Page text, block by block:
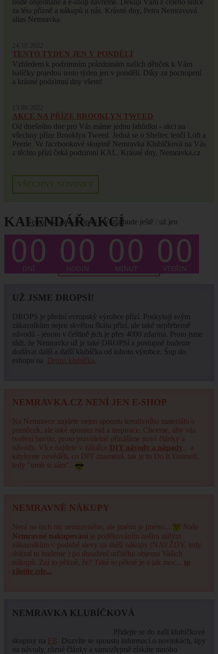
bude objednané a e-shop zavřeme. Děkuji Vám z celého srdce
za léta přízně a nákupů u nás. Krásné dny, Petra Nemravová
alias Nemravka
24.10.2022
TENTO TÝDEN JEN V PONDĚLÍ
Vzhledem k podzimním prázdninám našich dětiček k Vám
balíčky pojedou tento týden jen v pondělí. Díky za pochopení
a krásné podzimní dny všem!
13.09.2022
AKCE NA PŘÍZE BROOKLYN TWEED
Od dnešního dne pro Vás máme jednu lahůdku - akci na
všechny příze Brooklyn Tweed. Jedná se o Shelter, tenčí Loft a
Peerie. Ve facebookové skupině Nemravka Klubíčková na Vás
z těchto přízí čeká podzimní KAL. Krásné dny, Nemravka.cz
VŠECHNY NOVINKY
Nemravka.cz e-shop tu s Vámi bude ještě / už jen
KALENDÁŘ AKCÍ
Není plánován žádný termín.
... CELÝ KALENDÁŘ ZDE
UŽ JSME DROPSÍ!
DROPS je přední evropský výrobce přízí. Poskytují svým
zákazníkům nejen skvělou škálu přízí, ale také nepřeberně
návodů - jenom v češtině jich je přes 4000 zdarma. Proto jsme
rádi, že Nemravka už je také DROPSí a postupně budeme
dodávat další a další klubíčka od tohoto výrobce. Šup do
eshopu na
Drops klubíčka.
NEMRAVKA.CZ NENÍ JEN E-SHOP
Na Nemravce najdete nejen spoustu kreativního materiálu a
pomůcek, ale také spoustu rad a inspirace. Chceme, aby vás
tvoření bavilo, proto pravidelně přinášíme nové články a
návody. Více najdete v záložce DIY návody a nápady ... a
kdybyste nevěděli, co DIY znamená, tak je to Do It Yourself,
tedy "urob si sám"..
NEMRAVNÉ NÁKUPY
Není na nich nic nemravného, ale jméno je jméno...
Naše
Nemravné nakupování je poděkováním našim stálým
zákazníkům v podobě slevy na další nákupy (NAVŽDY, tedy
dokud tu budeme ) po dosažení určitého objemu Vašich
nákupů. Zní to pěkně, že? Také to pěkné je a jak moc... to
zjistíte zde...
NEMRAVKA KLUBÍČKOVÁ
Přidejte se do naší klubíčkové
skupiny na FB. Dozvíte se spoustu informací o novinkách, tipy
na návody, různé články a samozřejmě získáte mnoho